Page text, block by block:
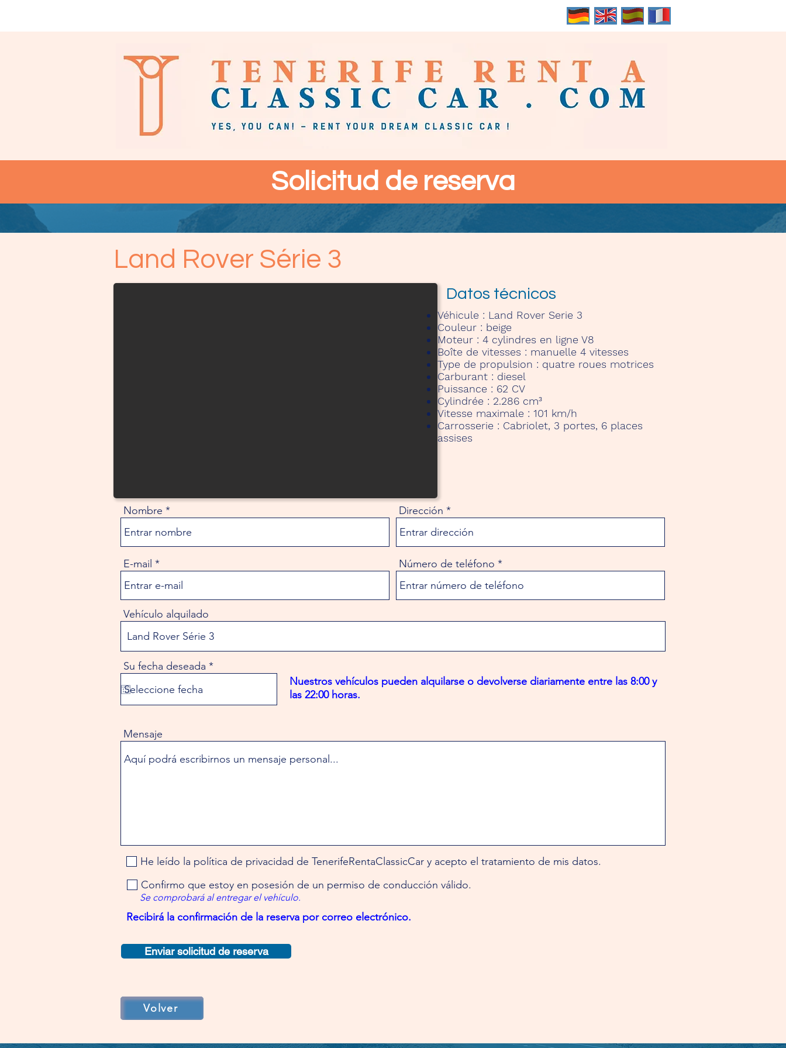
Solicitud de reserva
Land Rover Série 3
Datos técnicos
Véhicule : Land Rover Serie 3
Couleur : beige
Moteur : 4 cylindres en ligne V8
Boîte de vitesses : manuelle 4 vitesses
Type de propulsion : quatre roues motrices
Carburant : diesel
Puissance : 62 CV
Cylindrée : 2.286 cm³
Vitesse maximale : 101 km/h
Carrosserie : Cabriolet, 3 portes, 6 places
assises
Nombre Dirección
E-mail Número de teléfono
Vehículo alquilado
Su fecha deseada *r
e
i
d
Nuestros vehículos pueden alquilarse o devolverse diariamente entre las 8:00 y
las 22:00 horas.
Mensaje
He leído la política de privacidad de TenerifeRentaClassicCar y acepto el tratamiento de mis datos.
Confirmo que estoy en posesión de un permiso de conducción válido.
Se comprobará al entregar el vehículo.
Recibirá la confirmación de la reserva por correo electrónico.
Enviar solicitud de reserva
Volver